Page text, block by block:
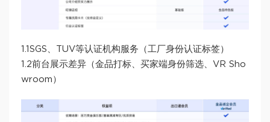
1.1SGS、TUV等认证机构服务（工厂身份认证标签）
1.2前台展示差异（金品打标、买家端身份筛选、VR Sho
wroom）